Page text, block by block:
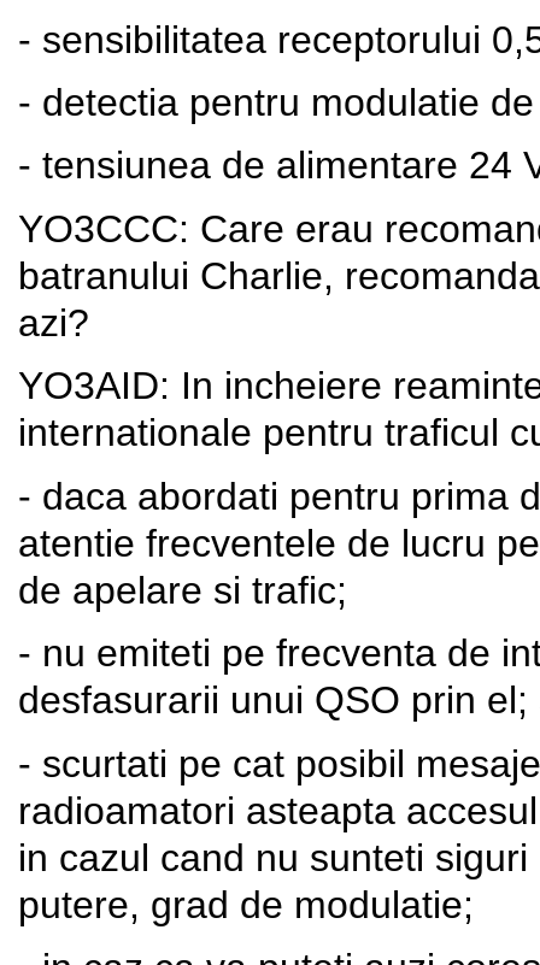
- sensibilitatea receptorului
- detectia pentru modulatie
- tensiunea de alimentare 24
YO3CCC: Care erau
batranului Charlie,
azi?
YO3AID: In incheiere
internationale pentru traficul
- daca abordati pentru prima
atentie frecventele de lucru
de apelare si trafic;
- nu emiteti pe frecventa de
desfasurarii unui QSO prin
- scurtati pe cat posibil
radioamatori asteapta
in cazul cand nu sunteti
putere, grad de modulatie;